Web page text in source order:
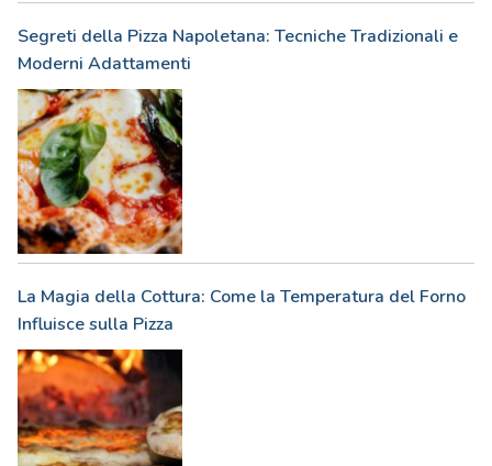
Segreti della Pizza Napoletana: Tecniche Tradizionali e
Moderni Adattamenti
La Magia della Cottura: Come la Temperatura del Forno
Influisce sulla Pizza